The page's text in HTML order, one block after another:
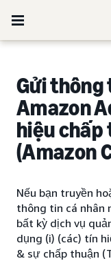
Gửi thông
Amazon
hiệu chấp
(Amazon
Nếu bạn truyền
thông tin cá nhân
bất kỳ dịch vụ
dụng (i) (các) tín
& sự chấp thuận